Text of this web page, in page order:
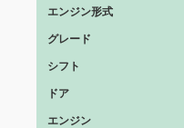
エンジン形式
グレード
シフト
ドア
エンジン